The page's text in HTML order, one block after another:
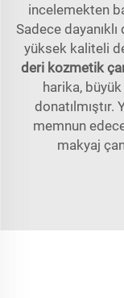
incelemekten
Sadece
yüksek kaliteli
deri kozmetik
harika,
memnun
makyaj